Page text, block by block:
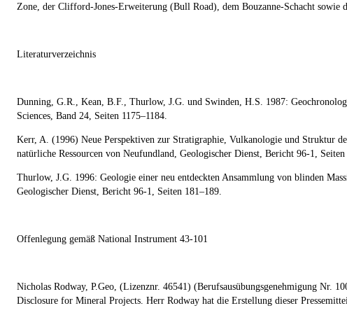
Zone, der Clifford-Jones-Erweiterung (Bull Road), dem Bouzanne-Schacht sowie
Literaturverzeichnis
Dunning, G.R., Kean, B.F., Thurlow, J.G. und Swinden, H.S. 1987:
Sciences, Band 24, Seiten 1175–1184.
Kerr, A. (1996) Neue Perspektiven zur Stratigraphie, Vulkanologie und Struktur
natürliche Ressourcen von Neufundland, Geologischer Dienst, Bericht 96-1, Seiten
Thurlow, J.G. 1996: Geologie einer neu entdeckten Ansammlung von blinden
Geologischer Dienst, Bericht 96-1, Seiten 181–189.
Offenlegung gemäß National Instrument 43-101
Nicholas Rodway, P.Geo, (Lizenznr. 46541) (Berufsausübungsgenehmigung Nr.
Disclosure for Mineral Projects . Herr Rodway hat die Erstellung dieser